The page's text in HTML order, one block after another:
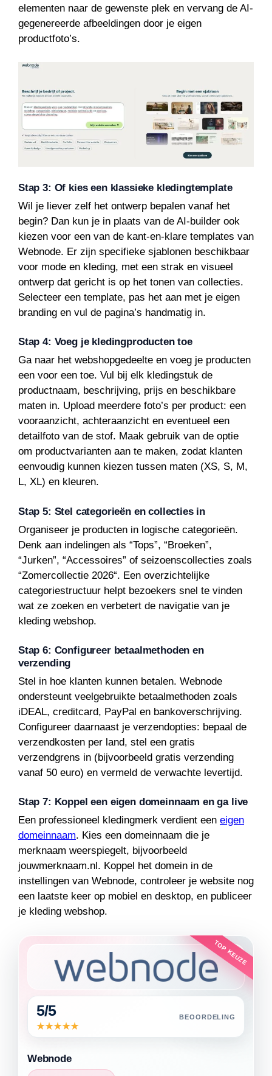
elementen naar de gewenste plek en vervang de AI-
gegenereerde afbeeldingen door je eigen
productfoto’s.
Stap 3: Of kies een klassieke kledingtemplate
Wil je liever zelf het ontwerp bepalen vanaf het
begin? Dan kun je in plaats van de AI-builder ook
kiezen voor een van de kant-en-klare templates van
Webnode. Er zijn specifieke sjablonen beschikbaar
voor mode en kleding, met een strak en visueel
ontwerp dat gericht is op het tonen van collecties.
Selecteer een template, pas het aan met je eigen
branding en vul de pagina’s handmatig in.
Stap 4: Voeg je kledingproducten toe
Ga naar het webshopgedeelte en voeg je producten
een voor een toe. Vul bij elk kledingstuk de
productnaam, beschrijving, prijs en beschikbare
maten in. Upload meerdere foto’s per product: een
vooraanzicht, achteraanzicht en eventueel een
detailfoto van de stof. Maak gebruik van de optie
om productvarianten aan te maken, zodat klanten
eenvoudig kunnen kiezen tussen maten (XS, S, M,
L, XL) en kleuren.
Stap 5: Stel categorieën en collecties in
Organiseer je producten in logische categorieën.
Denk aan indelingen als “Tops”, “Broeken”,
“Jurken”, “Accessoires” of seizoenscollecties zoals
“Zomercollectie 2026“. Een overzichtelijke
categoriestructuur helpt bezoekers snel te vinden
wat ze zoeken en verbetert de navigatie van je
kleding webshop.
Stap 6: Configureer betaalmethoden en
verzending
Stel in hoe klanten kunnen betalen. Webnode
ondersteunt veelgebruikte betaalmethoden zoals
iDEAL, creditcard, PayPal en bankoverschrijving.
Configureer daarnaast je verzendopties: bepaal de
verzendkosten per land, stel een gratis
verzendgrens in (bijvoorbeeld gratis verzending
vanaf 50 euro) en vermeld de verwachte levertijd.
Stap 7: Koppel een eigen domeinnaam en ga live
Een professioneel kledingmerk verdient een eigen
domeinnaam. Kies een domeinnaam die je
merknaam weerspiegelt, bijvoorbeeld
jouwmerknaam.nl. Koppel het domein in de
instellingen van Webnode, controleer je website nog
een laatste keer op mobiel en desktop, en publiceer
je kleding webshop.
TOP KEUZE
5/5 BEOORDELING
Webnode